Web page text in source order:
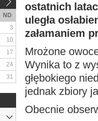
ostatnich
uległa
załamaniem
Mrożone
Wynika to z
głębokiego
jednak zbiory
Obecnie
ND
3
10
17
24
31